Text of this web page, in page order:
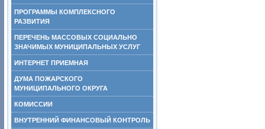
ПРОГРАММЫ КОМПЛЕКСНОГО
РАЗВИТИЯ
ПЕРЕЧЕНЬ МАССОВЫХ СОЦИАЛЬНО
ЗНАЧИМЫХ МУНИЦИПАЛЬНЫХ УСЛУГ
ИНТЕРНЕТ ПРИЕМНАЯ
ДУМА ПОЖАРСКОГО
МУНИЦИПАЛЬНОГО ОКРУГА
КОМИССИИ
ВНУТРЕННИЙ ФИНАНСОВЫЙ КОНТРОЛЬ